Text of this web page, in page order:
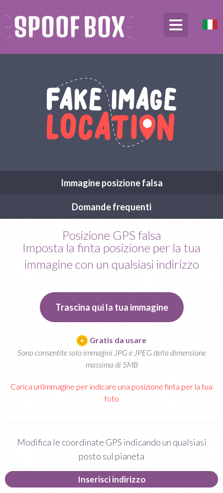
Immagine posizione falsa
Domande frequenti
Posizione GPS falsa
Imposta la finta posizione per la tua
immagine con un qualsiasi indirizzo
Trascina qui la tua immagine
Gratis da usare
Sono consentite solo immagini JPG e JPEG della dimensione
massima di 5MB
Carica un'immagine per indicare una posizione finta per la tua
foto
Modifica le coordinate GPS indicando un qualsiasi
posto sul pianeta
Inserisci indirizzo